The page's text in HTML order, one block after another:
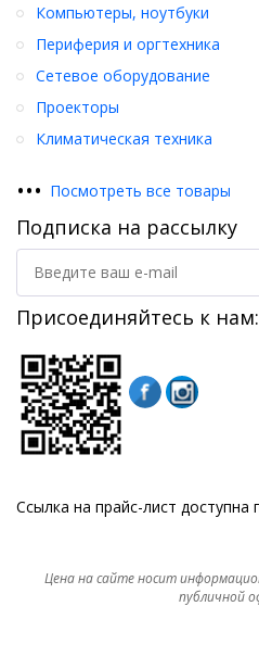
Компьютеры, ноутбуки
Периферия и оргтехника
Сетевое оборудование
Проекторы
Климатическая техника
••• Посмотреть все товары
Подписка на рассылку
Присоединяйтесь к нам:
Ссылка на прайс-лист доступна
Цена на сайте носит
публичной